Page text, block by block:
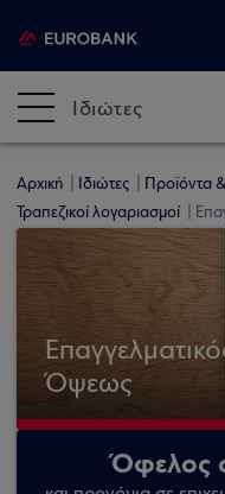
Ιδιώτες
Αρχική Ιδιώτες Προϊόντα
Τραπεζικοί λογαριασμοί
Όψεως
Όφελος